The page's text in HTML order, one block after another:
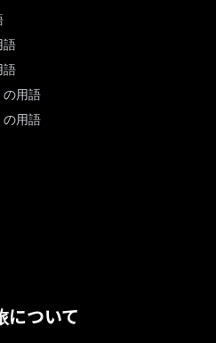
語
語
の用語
の用語
について